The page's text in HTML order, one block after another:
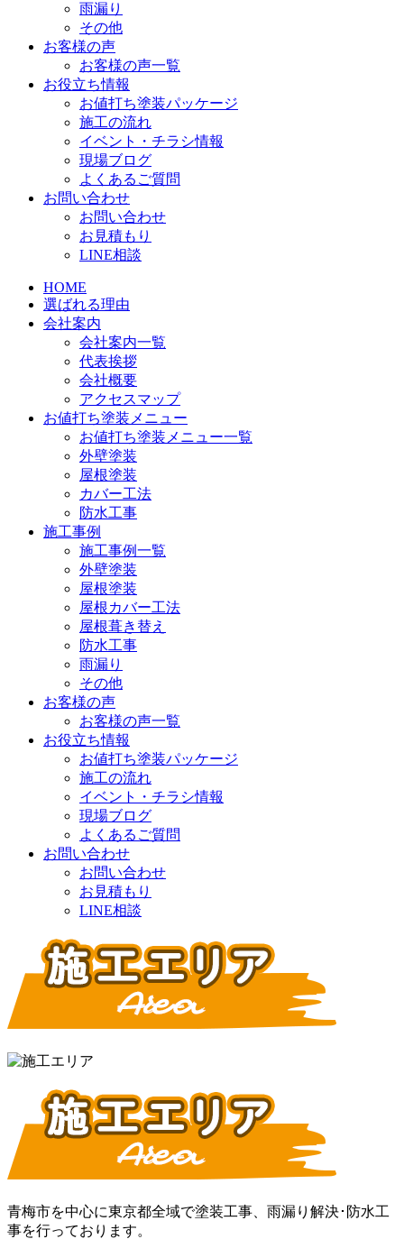
雨漏り
その他
お客様の声
お客様の声一覧
お役立ち情報
お値打ち塗装パッケージ
施工の流れ
イベント・チラシ情報
現場ブログ
よくあるご質問
お問い合わせ
お問い合わせ
お見積もり
LINE相談
HOME
選ばれる理由
会社案内
会社案内一覧
代表挨拶
会社概要
アクセスマップ
お値打ち塗装メニュー
お値打ち塗装メニュー一覧
外壁塗装
屋根塗装
カバー工法
防水工事
施工事例
施工事例一覧
外壁塗装
屋根塗装
屋根カバー工法
屋根葺き替え
防水工事
雨漏り
その他
お客様の声
お客様の声一覧
お役立ち情報
お値打ち塗装パッケージ
施工の流れ
イベント・チラシ情報
現場ブログ
よくあるご質問
お問い合わせ
お問い合わせ
お見積もり
LINE相談
青梅市を中心に東京都全域で塗装工事、雨漏り解決･防水工
事を行っております。